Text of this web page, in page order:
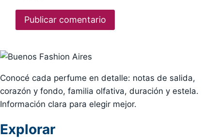
Conocé cada perfume en detalle: notas de salida,
corazón y fondo, familia olfativa, duración y estela.
Información clara para elegir mejor.
Explorar